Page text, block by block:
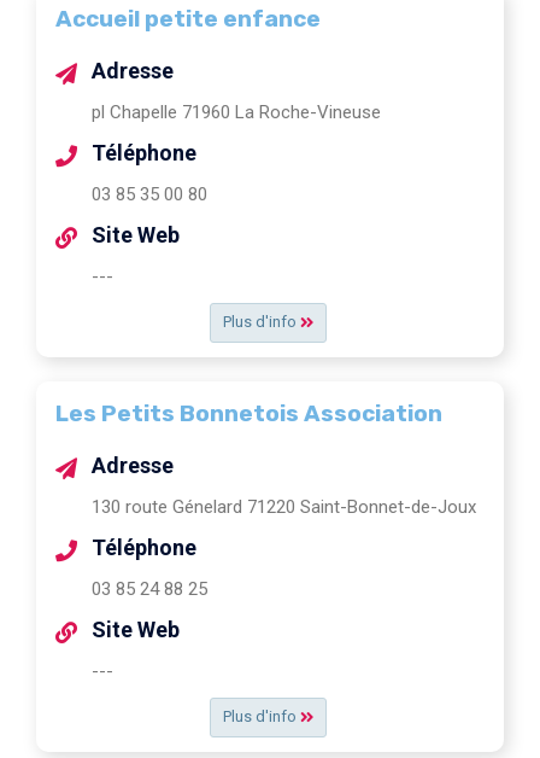
Accueil petite enfance
Plus d'info
Adresse
pl Chapelle 71960 La Roche-Vineuse
Téléphone
03 85 35 00 80
Site Web
---
Les Petits Bonnetois Association
Plus d'info
Adresse
130 route Génelard 71220 Saint-Bonnet-de-Joux
Téléphone
03 85 24 88 25
Site Web
---